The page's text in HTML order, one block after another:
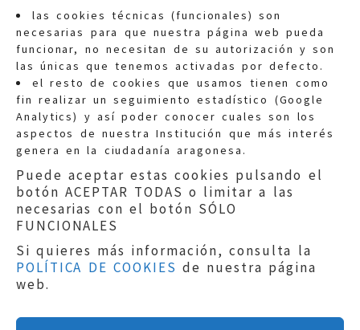
las cookies técnicas (funcionales) son
necesarias para que nuestra página web pueda
funcionar, no necesitan de su autorización y son
las únicas que tenemos activadas por defecto.
el resto de cookies que usamos tienen como
fin realizar un seguimiento estadístico (Google
Analytics) y así poder conocer cuales son los
aspectos de nuestra Institución que más interés
genera en la ciudadanía aragonesa.
Puede aceptar estas cookies pulsando el
botón ACEPTAR TODAS o limitar a las
necesarias con el botón SÓLO
FUNCIONALES
Si quieres más información, consulta la
POLÍTICA DE COOKIES de nuestra página
web.
Quejas:quejas@eljusticiadearagon.es
Información general:
informacion@eljusticiadearagon.es
Teléfonos:900 210 210/
Aviso legal|Política de privacidad|
Protección de Datos